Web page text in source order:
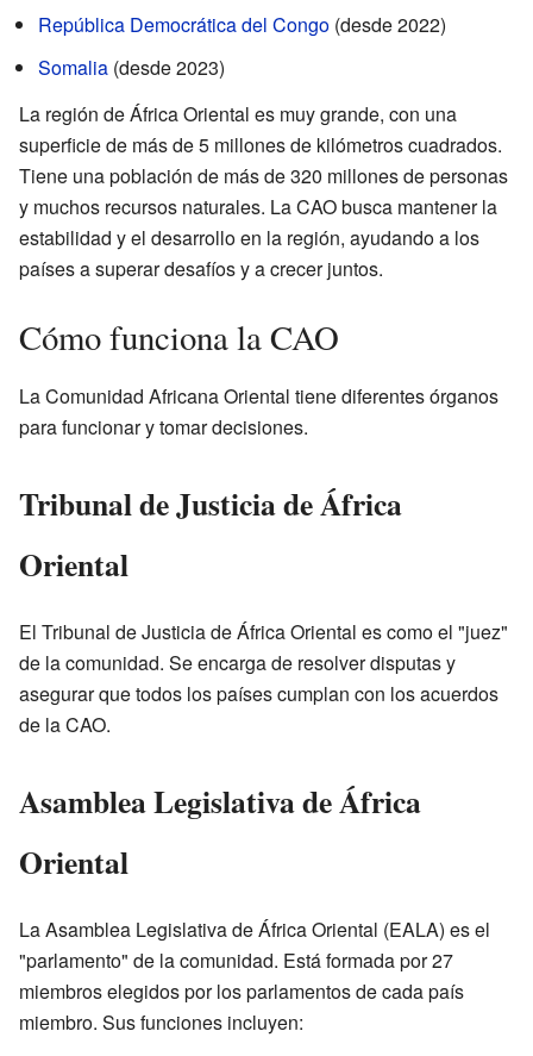
República Democrática del Congo (desde 2022)
Somalia (desde 2023)
La región de África Oriental es muy grande, con una
superficie de más de 5 millones de kilómetros cuadrados.
Tiene una población de más de 320 millones de personas
y muchos recursos naturales. La CAO busca mantener la
estabilidad y el desarrollo en la región, ayudando a los
países a superar desafíos y a crecer juntos.
Cómo funciona la CAO
La Comunidad Africana Oriental tiene diferentes órganos
para funcionar y tomar decisiones.
Tribunal de Justicia de África
Oriental
El Tribunal de Justicia de África Oriental es como el "juez"
de la comunidad. Se encarga de resolver disputas y
asegurar que todos los países cumplan con los acuerdos
de la CAO.
Asamblea Legislativa de África
Oriental
La Asamblea Legislativa de África Oriental (EALA) es el
"parlamento" de la comunidad. Está formada por 27
miembros elegidos por los parlamentos de cada país
miembro. Sus funciones incluyen: